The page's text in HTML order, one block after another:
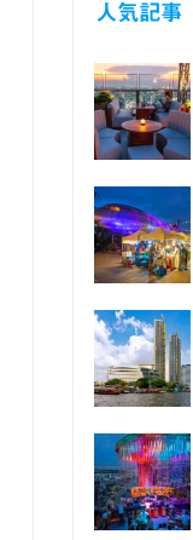
人気記事